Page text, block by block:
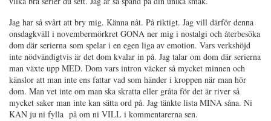
Jag har så svårt att bry mig. Känna nåt. På riktigt. Jag vill därför denna
onsdagkväll i novembermörkret GONA ner mig i nostalgi och återbesöka
dom där serierna som spelar i en egen liga av emotion. Vars verkshöjd
inte nödvändigtvis är det dom kvalar in på. Jag talar om dom där serierna
man växte upp MED. Dom vars intron väcker så mycket minnen och
känslor att man inte ens fattar vad som händer i kroppen när man hör
dom. Man vet inte om man ska skratta eller gråta för det är river så
mycket saker man inte kan sätta ord på. Jag tänkte lista MINA såna. Ni
KAN ju ni fylla på om ni VILL i kommentarerna sen.